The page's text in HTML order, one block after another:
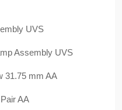
UVS
Assembly UVS
31.75 mm AA
AA